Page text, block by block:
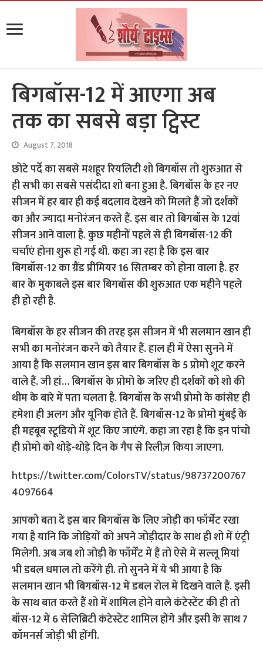
बिगबॉस-12 में आएगा अब
तक का सबसे बड़ा ट्विस्ट
August 7, 2018
छोटे पर्दे का सबसे मशहूर रियलिटी शो बिगबॉस तो शुरुआत से
ही सभी का सबसे पसंदीदा शो बना हुआ है. बिगबॉस के हर नए
सीजन में हर बार ही कई बदलाव देखने को मिलते हैं जो दर्शकों
का और ज्यादा मनोरंजन करते हैं. इस बार तो बिगबॉस के 12वां
सीजन आने वाला है. कुछ महीनों पहले से ही बिगबॉस-12 की
चर्चाएं होना शुरू हो गई थी. कहा जा रहा है कि इस बार
बिगबॉस-12 का ग्रैंड प्रीमियर 16 सितम्बर को होना वाला है. हर
बार के मुकाबले इस बार बिगबॉस की शुरुआत एक महीने पहले
ही हो रही है.
बिगबॉस के हर सीजन की तरह इस सीजन में भी सलमान खान ही
सभी का मनोरंजन करने को तैयार हैं. हाल ही में ऐसा सुनने में
आया है कि सलमान खान इस बार बिगबॉस के 5 प्रोमो शूट करने
वाले हैं. जी हां… बिगबॉस के प्रोमो के जरिए ही दर्शकों को शो की
थीम के बारे में पता चलता है. बिगबॉस के सभी प्रोमो के कांसेप्ट ही
हमेशा ही अलग और यूनिक होते हैं. बिगबॉस-12 के प्रोमो मुंबई के
ही महबूब स्टूडियो में शूट किए जाएंगे. कहा जा रहा है कि इन पांचो
ही प्रोमो को थोड़े-थोड़े दिन के गैप से रिलीज़ किया जाएगा.
https://twitter.com/ColorsTV/status/98737200767
4097664
आपको बता दें इस बार बिगबॉस के लिए जोड़ी का फॉर्मेट रखा
गया है यानि कि जोड़ियों को अपने जोड़ीदार के साथ ही शो में एंट्री
मिलेगी. अब जब शो जोड़ी के फॉर्मेंट में हैं तो ऐसे में सल्लू मियां
भी डबल धमाल तो करेंगे ही. तो सुनने में ये भी आया है कि
सलमान खान भी बिगबॉस-12 में डबल रोल में दिखने वाले हैं. इसी
के साथ बात करते हैं शो में शामिल होने वाले कंटेस्टेंट की ही तो
बॉस-12 में 6 सेलिब्रिटी कंटेस्टेंट शामिल होंगे और इसी के साथ 7
कॉमनर्स जोड़ी भी होंगी.